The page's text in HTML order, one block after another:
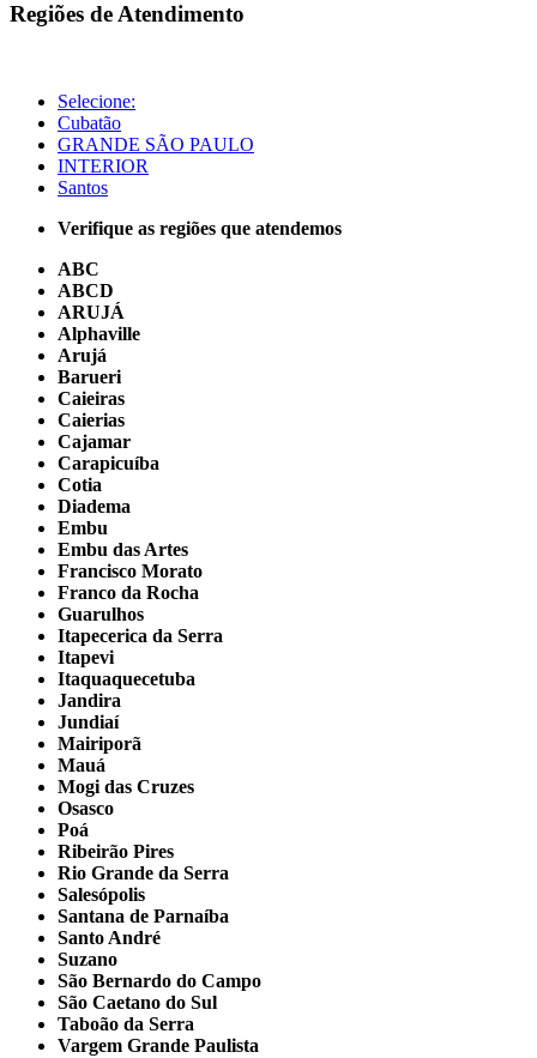
Regiões de Atendimento
Selecione:
Cubatão
GRANDE SÃO PAULO
INTERIOR
Santos
Verifique as regiões que atendemos
ABC
ABCD
ARUJÁ
Alphaville
Arujá
Barueri
Caieiras
Caierias
Cajamar
Carapicuíba
Cotia
Diadema
Embu
Embu das Artes
Francisco Morato
Franco da Rocha
Guarulhos
Itapecerica da Serra
Itapevi
Itaquaquecetuba
Jandira
Jundiaí
Mairiporã
Mauá
Mogi das Cruzes
Osasco
Poá
Ribeirão Pires
Rio Grande da Serra
Salesópolis
Santana de Parnaíba
Santo André
Suzano
São Bernardo do Campo
São Caetano do Sul
Taboão da Serra
Vargem Grande Paulista